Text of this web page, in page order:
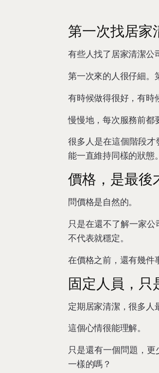
第一次找居家
有些人找了居家清潔公
第一次來的人很仔細。
有時候做得很好，有時
慢慢地，每次服務前都
很多人是在這個階段
能一直維持同樣的狀態。
價格，是最後
問價格是自然的。
只是在還不了解一家
不代表就穩定。
在價格之前，還有幾件
固定人員，只
定期居家清潔，很多人
這個心情很能理解。
只是還有一個問題，
一樣的嗎？